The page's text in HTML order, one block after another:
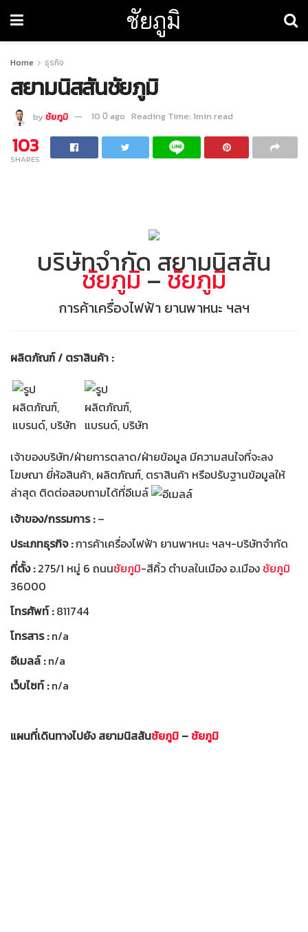
ชัยภูมิ
Home ธุรกิจ
สยามนิสสันชัยภูมิ
by ชัยภูมิ 10 ปี ago Reading Time: 1min read
103
SHARES
บริษัทจำกัด สยามนิสสัน
ชัยภูมิ–ชัยภูมิ
การค้าเครื่องไฟฟ้า ยานพาหนะ ฯลฯ
ผลิตภัณฑ์ / ตราสินค้า :
เจ้าของบริษัท/ฝ่ายการตลาด/ฝ่ายข้อมูล มีความสนใจที่จะลง
โฆษณา ยี่ห้อสินค้า, ผลิตภัณฑ์, ตราสินค้า หรือปรับฐานข้อมูลให้
ล่าสุด ติดต่อสอบถามได้ที่อีเมล์
เจ้าของ/กรรมการ :–
ประเภทธุรกิจ :การค้าเครื่องไฟฟ้า ยานพาหนะ ฯลฯ-บริษัทจำกัด
ที่ตั้ง :275/1 หมู่ 6 ถนนชัยภูมิ-สีคิ้ว ตำบลในเมือง อ.เมืองชัยภูมิ
36000
โทรศัพท์ :811744
โทรสาร :n/a
อีเมลล์ :n/a
เว็บไซท์ :n/a
แผนที่เดินทางไปยัง สยามนิสสันชัยภูมิ –ชัยภูมิ